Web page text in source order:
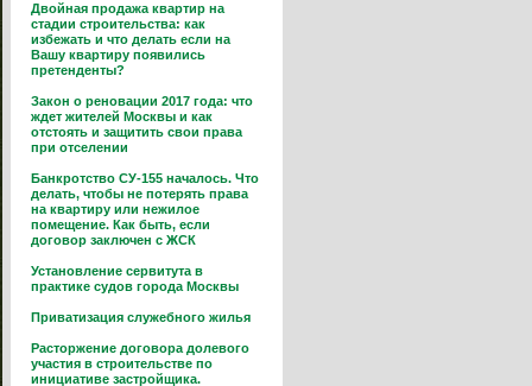
Двойная продажа квартир на
стадии строительства: как
избежать и что делать если на
Вашу квартиру появились
претенденты?
Закон о реновации 2017 года: что
ждет жителей Москвы и как
отстоять и защитить свои права
при отселении
Банкротство СУ-155 началось. Что
делать, чтобы не потерять права
на квартиру или нежилое
помещение. Как быть, если
договор заключен с ЖСК
Установление сервитута в
практике судов города Москвы
Приватизация служебного жилья
Расторжение договора долевого
участия в строительстве по
инициативе застройщика.